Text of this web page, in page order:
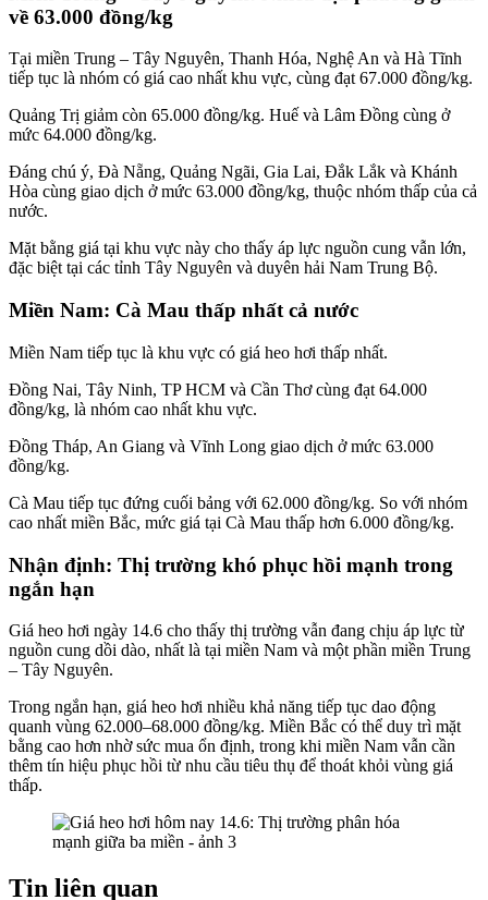
về 63.000 đồng/kg
Tại miền Trung – Tây Nguyên, Thanh Hóa, Nghệ An và Hà Tĩnh
tiếp tục là nhóm có giá cao nhất khu vực, cùng đạt 67.000 đồng/kg.
Quảng Trị giảm còn 65.000 đồng/kg. Huế và Lâm Đồng cùng ở
mức 64.000 đồng/kg.
Đáng chú ý, Đà Nẵng, Quảng Ngãi, Gia Lai, Đắk Lắk và Khánh
Hòa cùng giao dịch ở mức 63.000 đồng/kg, thuộc nhóm thấp của cả
nước.
Mặt bằng giá tại khu vực này cho thấy áp lực nguồn cung vẫn lớn,
đặc biệt tại các tỉnh Tây Nguyên và duyên hải Nam Trung Bộ.
Miền Nam: Cà Mau thấp nhất cả nước
Miền Nam tiếp tục là khu vực có giá heo hơi thấp nhất.
Đồng Nai, Tây Ninh, TP HCM và Cần Thơ cùng đạt 64.000
đồng/kg, là nhóm cao nhất khu vực.
Đồng Tháp, An Giang và Vĩnh Long giao dịch ở mức 63.000
đồng/kg.
Cà Mau tiếp tục đứng cuối bảng với 62.000 đồng/kg. So với nhóm
cao nhất miền Bắc, mức giá tại Cà Mau thấp hơn 6.000 đồng/kg.
Nhận định: Thị trường khó phục hồi mạnh trong
ngắn hạn
Giá heo hơi ngày 14.6 cho thấy thị trường vẫn đang chịu áp lực từ
nguồn cung dồi dào, nhất là tại miền Nam và một phần miền Trung
– Tây Nguyên.
Trong ngắn hạn, giá heo hơi nhiều khả năng tiếp tục dao động
quanh vùng 62.000–68.000 đồng/kg. Miền Bắc có thể duy trì mặt
bằng cao hơn nhờ sức mua ổn định, trong khi miền Nam vẫn cần
thêm tín hiệu phục hồi từ nhu cầu tiêu thụ để thoát khỏi vùng giá
thấp.
Tin liên quan